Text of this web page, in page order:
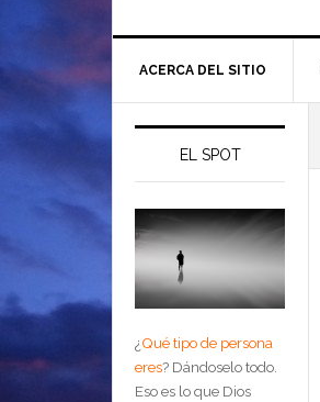
ACERCA DEL SITIO
EL SPOT
¿Qué tipo de persona
eres? Dándoselo todo.
Eso es lo que Dios